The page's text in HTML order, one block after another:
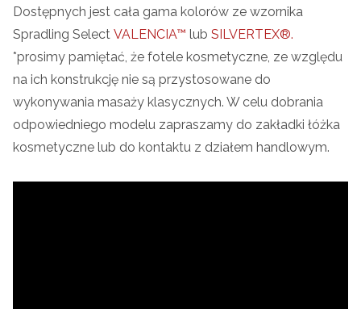
Dostępnych jest cała gama kolorów ze wzornika
Spradling Select VALENCIA™ lub SILVERTEX®.
*prosimy pamiętać, że fotele kosmetyczne, ze względu
na ich konstrukcję nie są przystosowane do
wykonywania masaży klasycznych. W celu dobrania
odpowiedniego modelu zapraszamy do zakładki łóżka
kosmetyczne lub do kontaktu z działem handlowym.